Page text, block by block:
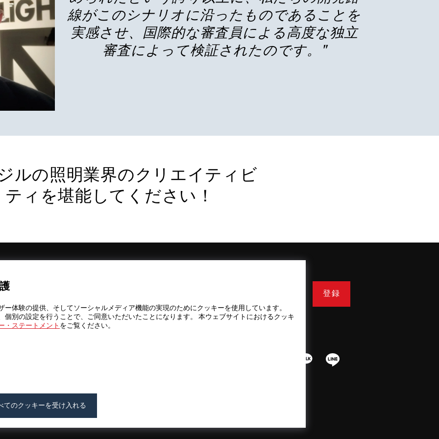
体験の提供、そしてソーシャルメディア機能の実現のためにクッキーを使用しています。
別の設定を行うことで、ご同意いただいたことになります。 本ウェブサイトにおけるクッキ
・ステートメント をご覧ください。
てのクッキーを受け入れる
線がこのシナリオに沿ったものであることを
実感させ、国際的な審査員による高度な独立
審査によって検証されたのです。"
ルの照明業界のクリエイティビ
ティを堪能してください！
登録